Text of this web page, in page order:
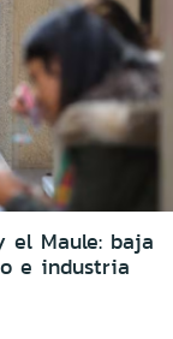
el Maule: baja
e industria